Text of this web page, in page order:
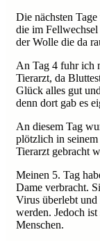
Die nächsten
die im
der Wolle die da
An Tag 4 fuhr ich
Tierarzt, da
Glück alles gut
denn dort gab es
An diesem Tag
plötzlich in
Tierarzt gebracht
Meinen 5. Tag
Dame verbracht.
Virus überlebt und
werden. Jedoch
Menschen.